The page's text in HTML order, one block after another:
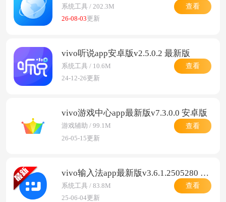
系统工具 / 202.3M
26-08-03更新
查看
vivo听说app安卓版v2.5.0.2 最新版
系统工具 / 10.6M
24-12-26更新
查看
vivo游戏中心app最新版v7.3.0.0 安卓版
游戏辅助 / 99.1M
26-05-15更新
查看
vivo输入法app最新版v3.6.1.2505280 安卓版
系统工具 / 83.8M
25-06-04更新
查看